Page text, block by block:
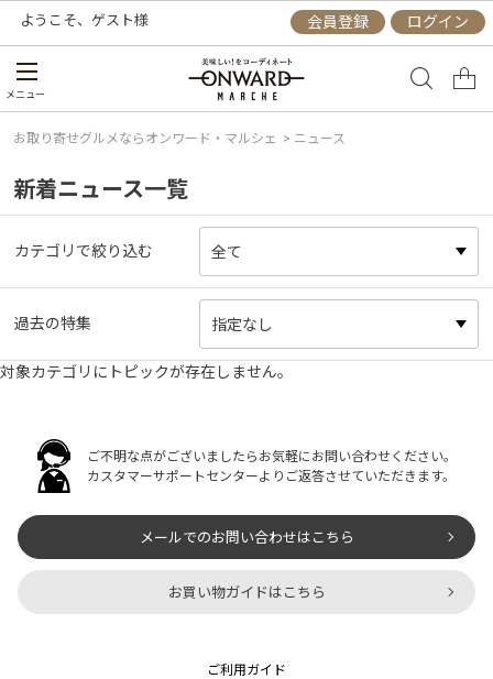
ようこそ、 ゲスト様 会員登録 ログイン
メニュー
お取り寄せグルメならオンワード・マルシェ > ニュース
新着ニュース一覧
カテゴリで絞り込む
過去の特集
対象カテゴリにトピックが存在しません。
ご不明な点がございましたらお気軽にお問い合わせください。
カスタマーサポートセンターよりご返答させていただきます。
メールでのお問い合わせはこちら
お買い物ガイドはこちら
ご利用ガイド